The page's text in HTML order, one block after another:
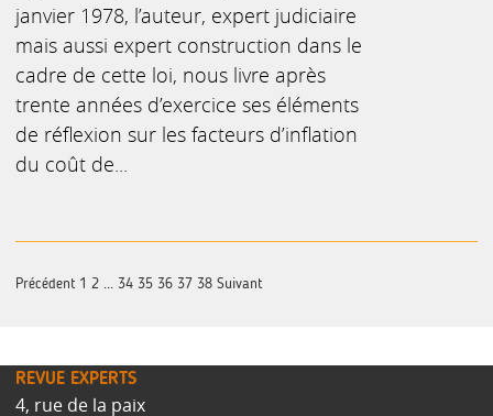
janvier 1978, l’auteur, expert judiciaire
mais aussi expert construction dans le
cadre de cette loi, nous livre après
trente années d’exercice ses éléments
de réflexion sur les facteurs d’inflation
du coût de...
Précédent 1 2 ... 34 35 36 37 38 Suivant
REVUE EXPERTS
4, rue de la paix